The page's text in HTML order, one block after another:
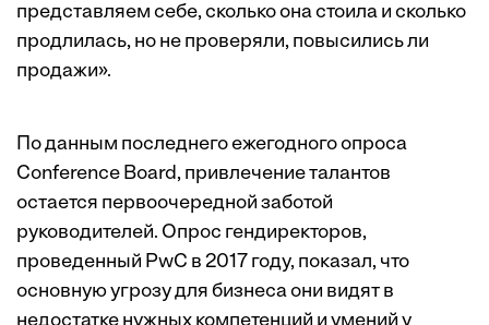
представляем себе, сколько она стоила и сколько
продлилась, но не проверяли, повысились ли
продажи».
По данным последнего ежегодного опроса
Conference Board, привлечение талантов
остается первоочередной заботой
руководителей. Опрос гендиректоров,
проведенный PwC в 2017 году, показал, что
основную угрозу для бизнеса они видят в